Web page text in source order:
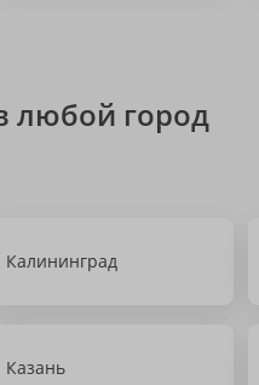
любой город
Калининград
Казань